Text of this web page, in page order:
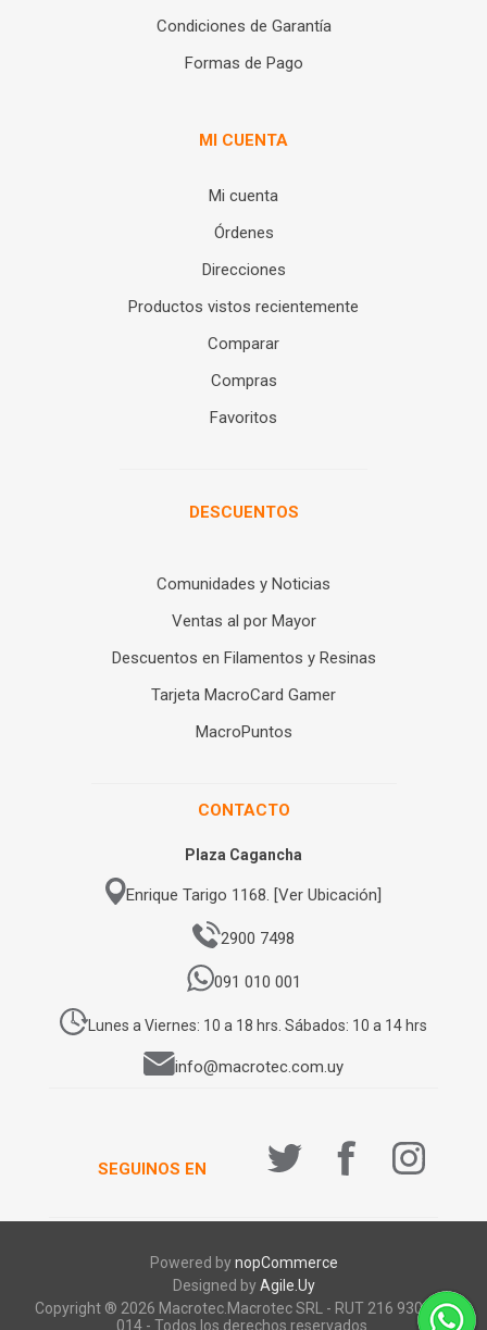
Condiciones de Garantía
Formas de Pago
MI CUENTA
Mi cuenta
Órdenes
Direcciones
Productos vistos recientemente
Comparar
Compras
Favoritos
DESCUENTOS
Comunidades y Noticias
Ventas al por Mayor
Descuentos en Filamentos y Resinas
Tarjeta MacroCard Gamer
MacroPuntos
CONTACTO
Plaza Cagancha
Enrique Tarigo 1168. [Ver Ubicación]
2900 7498
091 010 001
Lunes a Viernes: 10 a 18 hrs. Sábados: 10 a 14 hrs
info@macrotec.com.uy
SEGUINOS EN
Powered bynopCommerce
Designed byAgile.Uy
Copyright ® 2026 Macrotec.Macrotec SRL - RUT 216 930 920
014 - Todos los derechos reservados.